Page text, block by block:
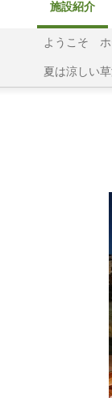
施設紹介
ようこそ ホ
夏は涼しい